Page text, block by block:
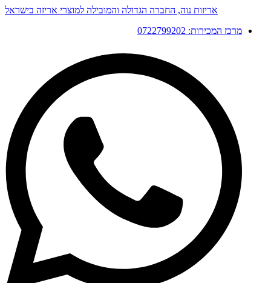
אריזות נוה, החברה הגדולה והמובילה למוצרי אריזה בישראל
מרכז המכירות: 0722799202